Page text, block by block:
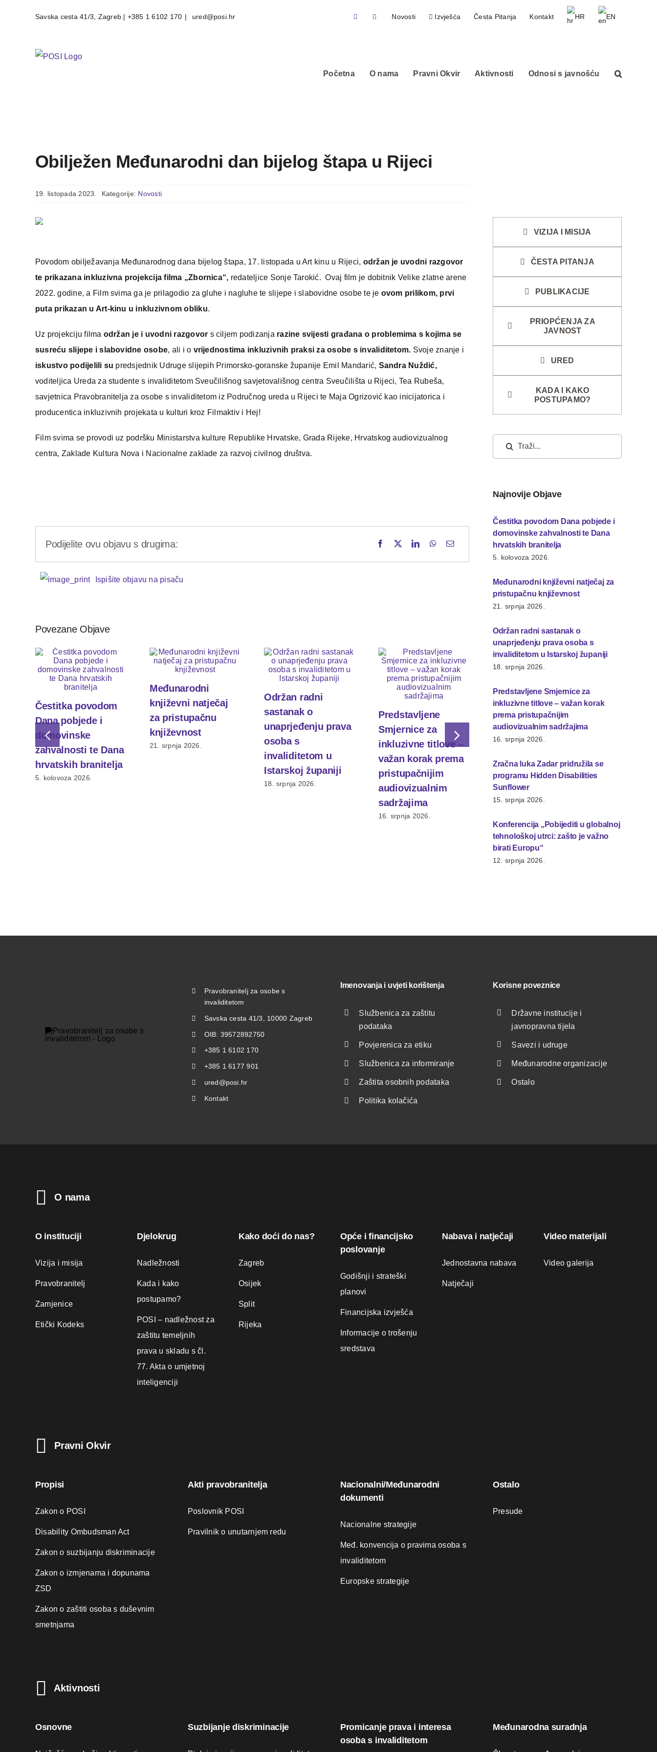
Savska cesta 41/3, Zagreb | +385 1 6102 170 | ured@posi.hr Novosti Izvješća Česta Pitanja Kontakt HR EN
Početna O nama Pravni Okvir Aktivnosti Odnosi s javnošću
Obilježen Međunarodni dan bijelog štapa u Rijeci
19. listopada 2023. Kategorije: Novosti
Povodom obilježavanja Međunarodnog dana bijelog štapa, 17. listopada u Art kinu u Rijeci, održan je uvodni razgovor
te prikazana inkluzivna projekcija filma „Zbornica“, redateljice Sonje Tarokić. Ovaj film je dobitnik Velike zlatne arene
2022. godine, a Film svima ga je prilagodio za gluhe i nagluhe te slijepe i slabovidne osobe te je ovom prilikom, prvi
puta prikazan u Art-kinu u inkluzivnom obliku.
Uz projekciju filma održan je i uvodni razgovor s ciljem podizanja razine svijesti građana o problemima s kojima se
susreću slijepe i slabovidne osobe, ali i o vrijednostima inkluzivnih praksi za osobe s invaliditetom. Svoje znanje i
iskustvo podijelili su predsjednik Udruge slijepih Primorsko-goranske županije Emil Mandarić, Sandra Nuždić,
voditeljica Ureda za studente s invaliditetom Sveučilišnog savjetovališnog centra Sveučilišta u Rijeci, Tea Rubeša,
savjetnica Pravobranitelja za osobe s invaliditetom iz Područnog ureda u Rijeci te Maja Ogrizović kao inicijatorica i
producentica inkluzivnih projekata u kulturi kroz Filmaktiv i Hej!
Film svima se provodi uz podršku Ministarstva kulture Republike Hrvatske, Grada Rijeke, Hrvatskog audiovizualnog
centra, Zaklade Kultura Nova i Nacionalne zaklade za razvoj civilnog društva.
Podijelite ovu objavu s drugima:
Ispišite objavu na pisaču
Povezane Objave
Čestitka povodom
Dana pobjede i
domovinske
zahvalnosti te Dana
hrvatskih branitelja
5. kolovoza 2026.
Međunarodni
književni natječaj
za pristupačnu
književnost
21. srpnja 2026.
Održan radni
sastanak o
unaprjeđenju prava
osoba s
invaliditetom u
Istarskoj županiji
18. srpnja 2026.
Predstavljene
Smjernice za
inkluzivne titlove –
važan korak prema
pristupačnijim
audiovizualnim
sadržajima
16. srpnja 2026.
Zračna luka Zadar
pridružila se
programu Hidden
Disabilities
15. srpnja 2026.
VIZIJA I MISIJA
ČESTA PITANJA
PUBLIKACIJE
PRIOPĆENJA ZA
JAVNOST
URED
KADA I KAKO
POSTUPAMO?
Traži...
Najnovije Objave
Čestitka povodom Dana pobjede i
domovinske zahvalnosti te Dana
hrvatskih branitelja
5. kolovoza 2026.
Međunarodni književni natječaj za
pristupačnu književnost
21. srpnja 2026.
Održan radni sastanak o
unaprjeđenju prava osoba s
invaliditetom u Istarskoj županiji
18. srpnja 2026.
Predstavljene Smjernice za
inkluzivne titlove – važan korak
prema pristupačnijim
audiovizualnim sadržajima
16. srpnja 2026.
Zračna luka Zadar pridružila se
programu Hidden Disabilities
Sunflower
15. srpnja 2026.
Konferencija „Pobijediti u globalnoj
tehnološkoj utrci: zašto je važno
birati Europu“
12. srpnja 2026.
Pravobranitelj za osobe s
invaliditetom
Savska cesta 41/3, 10000 Zagreb
OIB: 39572892750
+385 1 6102 170
+385 1 6177 901
ured@posi.hr
Kontakt
Imenovanja i uvjeti korištenja
Službenica za zaštitu
podataka
Povjerenica za etiku
Službenica za informiranje
Zaštita osobnih podataka
Politika kolačića
Korisne poveznice
Državne institucije i
javnopravna tijela
Savezi i udruge
Međunarodne organizacije
Ostalo
O nama
O instituciji
Vizija i misija
Pravobranitelj
Zamjenice
Etički Kodeks
Djelokrug
Nadležnosti
Kada i kako
postupamo?
POSI – nadležnost za
zaštitu temeljnih
prava u skladu s čl.
77. Akta o umjetnoj
inteligenciji
Kako doći do nas?
Zagreb
Osijek
Split
Rijeka
Opće i financijsko
poslovanje
Godišnji i strateški
planovi
Financijska izvješća
Informacije o trošenju
sredstava
Nabava i natječaji
Jednostavna nabava
Natječaji
Video materijali
Video galerija
Pravni Okvir
Propisi
Zakon o POSI
Disability Ombudsman Act
Zakon o suzbijanju diskriminacije
Zakon o izmjenama i dopunama
ZSD
Zakon o zaštiti osoba s duševnim
smetnjama
Akti pravobranitelja
Poslovnik POSI
Pravilnik o unutarnjem redu
Nacionalni/Međunarodni
dokumenti
Nacionalne strategije
Međ. konvencija o pravima osoba s
invaliditetom
Europske strategije
Ostalo
Presude
Aktivnosti
Osnovne Suzbijanje diskriminacije
Promicanje prava i interesa
osoba s invaliditetom
Međunarodna suradnja